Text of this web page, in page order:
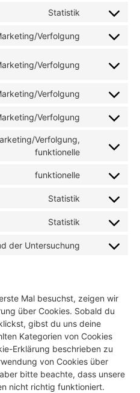
Statistik
Verfolgung
Verfolgung
Verfolgung
Verfolgung
Verfolgung,
funktionelle
funktionelle
Statistik
Statistik
der Untersuchung
Mal besuchst, zeigen wir
über Cookies. Sobald du
gibst du uns deine
Kategorien von Cookies
Erklärung beschrieben zu
von Cookies über
bitte beachte, dass unsere
nicht richtig funktioniert.